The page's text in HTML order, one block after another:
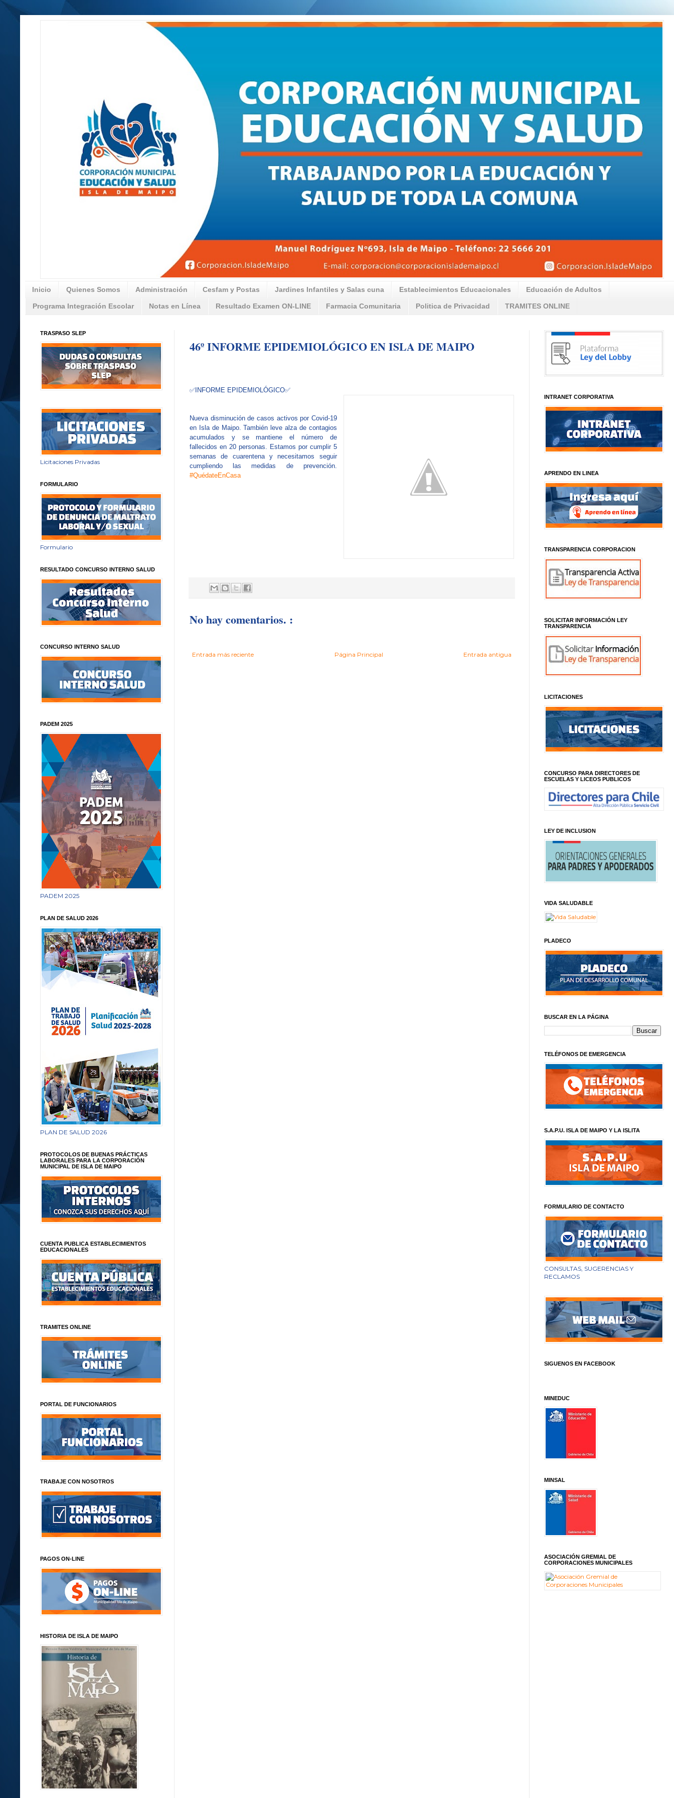
Inicio Quienes Somos Administración Cesfam y Postas Jardines Infantiles y Salas cuna Establecimientos Educacionales Educación de Adultos
Programa Integración Escolar Notas en Línea Resultado Examen ON-LINE Farmacia Comunitaria Politica de Privacidad TRAMITES ONLINE
46º INFORME EPIDEMIOLÓGICO EN ISLA DE MAIPO
✅INFORME EPIDEMIOLÓGICO✅
Nueva disminución de casos activos por Covid-19
en Isla de Maipo. También leve alza de contagios
acumulados y se mantiene el número de
fallecidos en 20 personas. Estamos por cumplir 5
semanas de cuarentena y necesitamos seguir
cumpliendo las medidas de prevención.
#QuédateEnCasa
No hay comentarios. :
Entrada más reciente Entrada antigua
Página Principal
TRASPASO SLEP
Licitaciones Privadas
FORMULARIO
Formulario
RESULTADO CONCURSO INTERNO SALUD
CONCURSO INTERNO SALUD
PADEM 2025
PADEM 2025
PLAN DE SALUD 2026
PLAN DE SALUD 2026
PROTOCOLOS DE BUENAS PRÁCTICAS
LABORALES PARA LA CORPORACIÓN
MUNICIPAL DE ISLA DE MAIPO
CUENTA PUBLICA ESTABLECIMIENTOS
EDUCACIONALES
TRAMITES ONLINE
PORTAL DE FUNCIONARIOS
TRABAJE CON NOSOTROS
PAGOS ON-LINE
HISTORIA DE ISLA DE MAIPO
INTRANET CORPORATIVA
APRENDO EN LINEA
TRANSPARENCIA CORPORACION
SOLICITAR INFORMACIÓN LEY
TRANSPARENCIA
LICITACIONES
CONCURSO PARA DIRECTORES DE
ESCUELAS Y LICEOS PUBLICOS
LEY DE INCLUSION
VIDA SALUDABLE
PLADECO
BUSCAR EN LA PÁGINA
TELÉFONOS DE EMERGENCIA
S.A.P.U. ISLA DE MAIPO Y LA ISLITA
FORMULARIO DE CONTACTO
CONSULTAS, SUGERENCIAS Y
RECLAMOS
SIGUENOS EN FACEBOOK
MINEDUC
MINSAL
ASOCIACIÓN GREMIAL DE
CORPORACIONES MUNICIPALES